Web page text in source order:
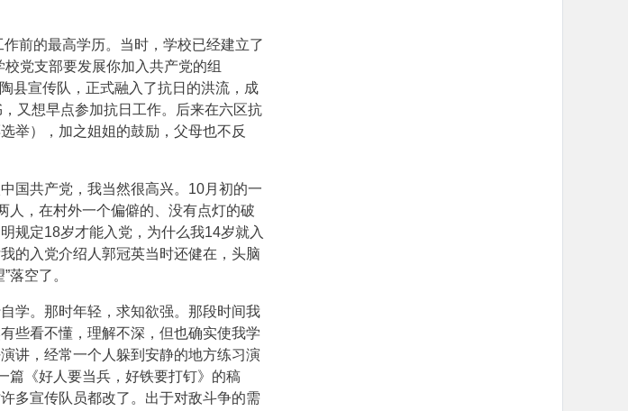
前的最高学历。当时，学校已经建立了
党支部要发展你加入共产党的组
县宣传队，正式融入了抗日的洪流，成
又想早点参加抗日工作。后来在六区抗
举），加之姐姐的鼓励，父母也不反
国共产党，我当然很高兴。10月初的一
人，在村外一个偏僻的、没有点灯的破
规定18岁才能入党，为什么我14岁就入
的入党介绍人郭冠英当时还健在，头脑
落空了。
学。那时年轻，求知欲强。那段时间我
些看不懂，理解不深，但也确实使我学
讲，经常一个人躲到安静的地方练习演
篇《好人要当兵，好铁要打钉》的稿
多宣传队员都改了。出于对敌斗争的需